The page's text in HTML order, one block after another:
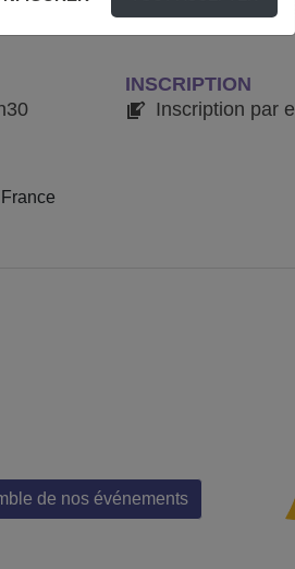
de prévention des TMS, aux
INSCRIPTION
Inscription par
de nos événements